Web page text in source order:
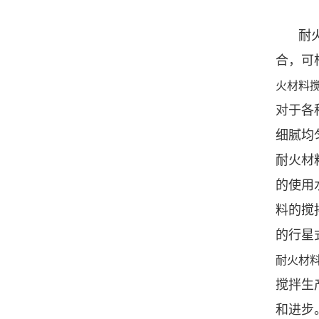
耐
合，可
火材料
对于各
细腻均
耐火材
的使用
料的搅
的行星
耐火材
搅拌生
和进步